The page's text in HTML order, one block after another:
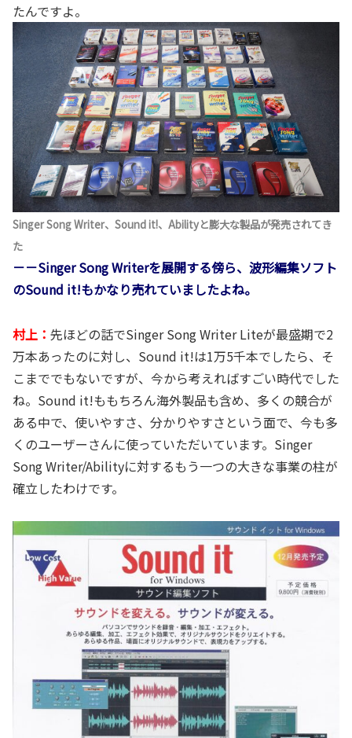
たんですよ。
Singer Song Writer、Sound it!、Abilityと膨大な製品が発売されてき
た
－－Singer Song Writerを展開する傍ら、波形編集ソフト
のSound it!もかなり売れていましたよね。
村上： 先ほどの話でSinger Song Writer Liteが最盛期で2
万本あったのに対し、Sound it!は1万5千本でしたら、そ
こまででもないですが、今から考えればすごい時代でした
ね。Sound it!ももちろん海外製品も含め、多くの競合が
ある中で、使いやすさ、分かりやすさという面で、今も多
くのユーザーさんに使っていただいています。Singer
Song Writer/Abilityに対するもう一つの大きな事業の柱が
確立したわけです。